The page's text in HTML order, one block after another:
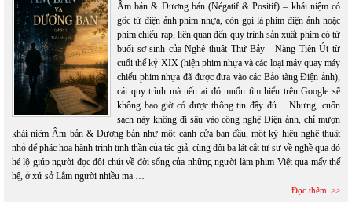
Âm bản & Dương bản (Négatif & Positif) – khái niệm có
gốc từ điện ảnh phim nhựa, còn gọi là phim điện ảnh hoặc
phim chiếu rạp, liên quan đến quy trình sản xuất phim có từ
buổi sơ sinh của Nghệ thuật Thứ Bảy - Nàng Tiên Út từ
cuối thế kỷ XIX (hiện phim nhựa và các loại máy quay máy
chiếu phim nhựa đã được đưa vào các Bảo tàng Điện ảnh),
cái quy trình mà nếu ai đó muốn tìm hiểu trên Google sẽ
không bao giờ có được thông tin đầy đủ… Nhưng, cuốn
sách này không đi sâu vào công nghệ Điện ảnh, chỉ mượn
khái niệm Âm bản & Dương bản như một cánh cửa ban đầu, một ký hiệu nghệ thuật
nhỏ để phác họa hành trình tinh thần của tác giả, cùng đôi ba lát cắt tự sự về nghề qua đó
hé lộ giúp người đọc đôi chút về đời sống của những người làm phim Việt qua mấy thế
hệ, ở xứ sở Lắm người nhiều ma …
Đọc thêm